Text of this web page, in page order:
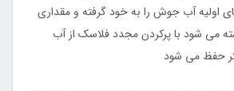
اولیه آب جوش را به خود گرفته و مقداری
می شود با پرکردن مجدد فلاسک از آب
حفظ می شود